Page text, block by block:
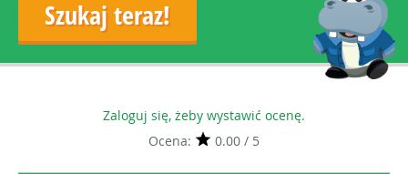
Zaloguj się, żeby wystawić ocenę.
Ocena:
0.00 / 5